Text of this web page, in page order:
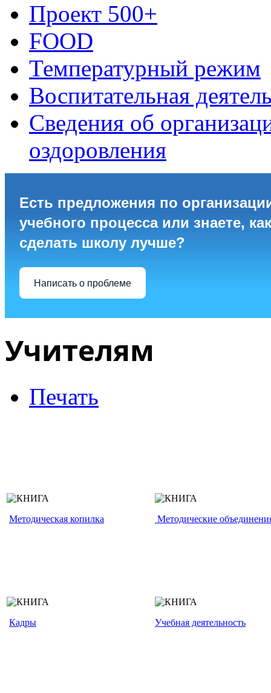
Проект 500+
FOOD
Температурный режим
Воспитательная
Сведения об
оздоровления
Есть предложения по
учебного процесса или знаете, как
сделать школу лучше?
Написать о проблеме
Учителям
Печать
Методическая копилка Методические
Кадры Учебная деятельность